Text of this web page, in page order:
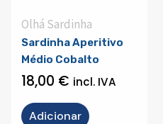
Olhá Sardinha
Sardinha Aperitivo
Médio Cobalto
18,00 € incl. IVA
Adicionar